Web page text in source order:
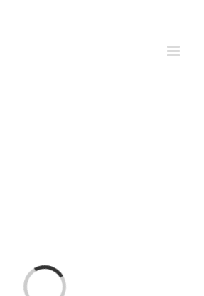
Laden...